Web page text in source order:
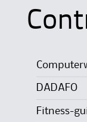
DADAFO
Fitness-